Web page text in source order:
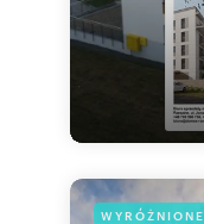
WYRÓŻNIONE